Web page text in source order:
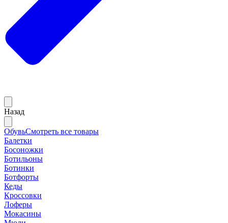
Назад
ОбувьСмотреть все товары
Балетки
Босоножки
Ботильоны
Ботинки
Ботфорты
Кеды
Кроссовки
Лоферы
Мокасины